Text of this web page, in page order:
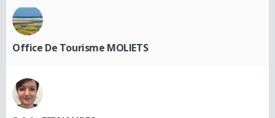
Office De Tourisme MOLIETS